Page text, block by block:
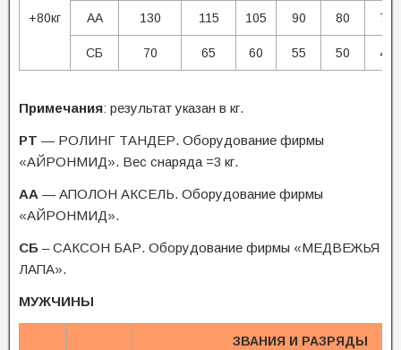
+80кг АА 130 115 105 90 80 70
СБ 70 65 60 55 50 45
Примечания: результат указан в кг.
РТ — РОЛИНГ ТАНДЕР. Оборудование фирмы
«АЙРОНМИД». Вес снаряда =3 кг.
АА — АПОЛОН АКСЕЛЬ. Оборудование фирмы
«АЙРОНМИД».
СБ – САКСОН БАР. Оборудование фирмы «МЕДВЕЖЬЯ
ЛАПА».
МУЖЧИНЫ
ЗВАНИЯ И РАЗРЯДЫ